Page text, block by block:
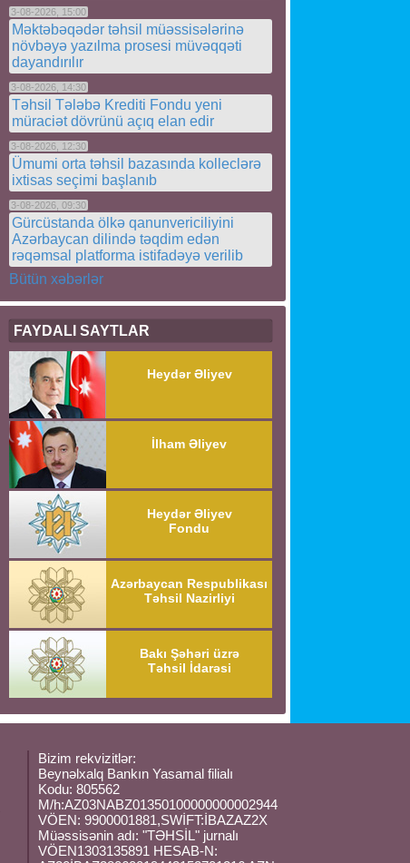
3-08-2026, 15:00
Məktəbəqədər təhsil müəssisələrinə
növbəyə yazılma prosesi müvəqqəti
dayandırılır
3-08-2026, 14:30
Təhsil Tələbə Krediti Fondu yeni
müraciət dövrünü açıq elan edir
3-08-2026, 12:30
Ümumi orta təhsil bazasında kolleclərə
ixtisas seçimi başlanıb
3-08-2026, 09:30
Gürcüstanda ölkə qanunvericiliyini
Azərbaycan dilində təqdim edən
rəqəmsal platforma istifadəyə verilib
Bütün xəbərlər
FAYDALI SAYTLAR
Heydər Əliyev
İlham Əliyev
Heydər Əliyev
Fondu
Azərbaycan Respublikası
Təhsil Nazirliyi
Bakı Şəhəri üzrə
Təhsil İdarəsi
Bizim rekvizitlər:
Beynəlxalq Bankın Yasamal filialı
Kodu: 805562
M/h:AZ03NABZ01350100000000002944
VÖEN: 9900001881,SWİFT:İBAZAZ2X
Müəssisənin adı: "TƏHSİL" jurnalı
VÖEN1303135891 HESAB-N: